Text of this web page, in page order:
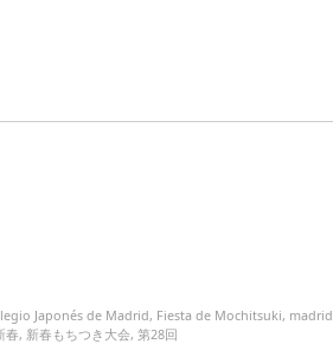
Japonés de Madrid, Fiesta de Mochitsuki, madrid
春, 新春もちつき大会, 第28回